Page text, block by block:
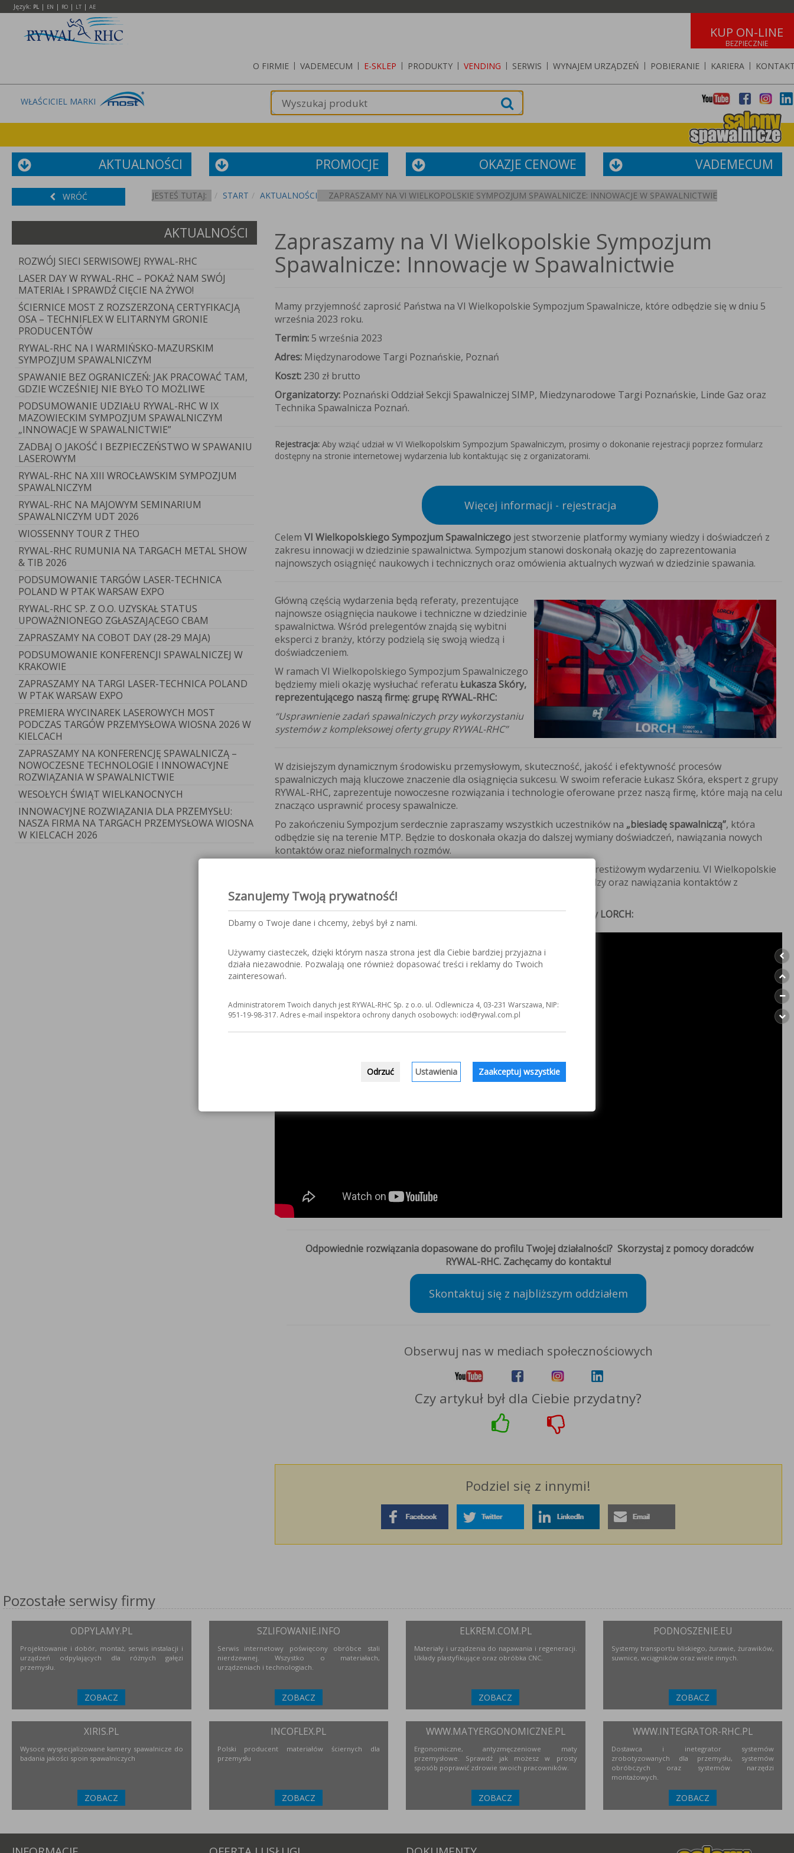
Język: PL | EN | RO | LT | AE
KUP ON-LINE
O FIRMIE | VADEMECUM | E-SKLEP | PRODUKTY | VENDING | SERWIS | WYNAJEM URZĄDZEŃ | POBIERANIE | KARIERA |
WŁAŚCICIEL MARKI
AKTUALNOŚCI PROMOCJE OKAZJE CENOWE VADEMECUM
WRÓĆ JESTEŚ TUTAJ: START AKTUALNOŚCI ZAPRASZAMY NA VI WIELKOPOLSKIE SYMPOZJUM SPAWALNICZE: INNOWACJE W SPAWALNICTWIE
AKTUALNOŚCI
ROZWÓJ SIECI SERWISOWEJ RYWAL-RHC
LASER DAY W RYWAL-RHC – POKAŻ NAM SWÓJ
MATERIAŁ I SPRAWDŹ CIĘCIE NA ŻYWO!
ŚCIERNICE MOST Z ROZSZERZONĄ CERTYFIKACJĄ
OSA – TECHNIFLEX W ELITARNYM GRONIE
PRODUCENTÓW
RYWAL-RHC NA I WARMIŃSKO-MAZURSKIM
SYMPOZJUM SPAWALNICZYM
SPAWANIE BEZ OGRANICZEŃ: JAK PRACOWAĆ TAM,
GDZIE WCZEŚNIEJ NIE BYŁO TO MOŻLIWE
PODSUMOWANIE UDZIAŁU RYWAL-RHC W IX
MAZOWIECKIM SYMPOZJUM SPAWALNICZYM
„INNOWACJE W SPAWALNICTWIE”
ZADBAJ O JAKOŚĆ I BEZPIECZEŃSTWO W SPAWANIU
LASEROWYM
RYWAL-RHC NA XIII WROCŁAWSKIM SYMPOZJUM
SPAWALNICZYM
RYWAL-RHC NA MAJOWYM SEMINARIUM
SPAWALNICZYM UDT 2026
WIOSSENNY TOUR Z THEO
RYWAL-RHC RUMUNIA NA TARGACH METAL SHOW
& TIB 2026
PODSUMOWANIE TARGÓW LASER-TECHNICA
POLAND W PTAK WARSAW EXPO
RYWAL-RHC SP. Z O.O. UZYSKAŁ STATUS
UPOWAŻNIONEGO ZGŁASZAJĄCEGO CBAM
ZAPRASZAMY NA COBOT DAY (28-29 MAJA)
PODSUMOWANIE KONFERENCJI SPAWALNICZEJ W
KRAKOWIE
ZAPRASZAMY NA TARGI LASER-TECHNICA POLAND
W PTAK WARSAW EXPO
PREMIERA WYCINAREK LASEROWYCH MOST
PODCZAS TARGÓW PRZEMYSŁOWA WIOSNA 2026 W
KIELCACH
ZAPRASZAMY NA KONFERENCJĘ SPAWALNICZĄ –
NOWOCZESNE TECHNOLOGIE I INNOWACYJNE
ROZWIĄZANIA W SPAWALNICTWIE
WESOŁYCH ŚWIĄT WIELKANOCNYCH
INNOWACYJNE ROZWIĄZANIA DLA PRZEMYSŁU:
NASZA FIRMA NA TARGACH PRZEMYSŁOWA WIOSNA
W KIELCACH 2026
Zapraszamy na VI Wielkopolskie Sympozjum
Spawalnicze: Innowacje w Spawalnictwie
Mamy przyjemność zaprosić Państwa na VI Wielkopolskie Sympozjum Spawalnicze, które odbędzie się w dniu 5
września 2023 roku.
Termin:5 września 2023
Adres:Międzynarodowe Targi Poznańskie, Poznań
Koszt:230 zł brutto
Organizatorzy:Poznański Oddział Sekcji Spawalniczej SIMP, Miedzynarodowe Targi Poznańskie, Linde Gaz oraz
Technika Spawalnicza Poznań.
Rejestracja:Aby wziąć udział w VI Wielkopolskim Sympozjum Spawalniczym, prosimy o dokonanie rejestracji poprzez formularz
dostępny na stronie internetowej wydarzenia lub kontaktując się z organizatorami.
Więcej informacji - rejestracja
Celem VI Wielkopolskiego Sympozjum Spawalniczegojest stworzenie platformy wymiany wiedzy i doświadczeń z
zakresu innowacji w dziedzinie spawalnictwa. Sympozjum stanowi doskonałą okazję do zaprezentowania
najnowszych osiągnięć naukowych i technicznych oraz omówienia aktualnych wyzwań w dziedzinie spawania.
Główną częścią wydarzenia będą referaty, prezentujące
najnowsze osiągnięcia naukowe i techniczne w dziedzinie
spawalnictwa. Wśród prelegentów znajdą się wybitni
eksperci z branży, którzy podzielą się swoją wiedzą i
doświadczeniem.
W ramach VI Wielkopolskiego Sympozjum Spawalniczego
będziemy mieli okazję wysłuchać referatu Łukasza Skóry,
reprezentującego naszą firmę: grupę RYWAL-RHC:
“Usprawnienie zadań spawalniczych przy wykorzystaniu
systemów z kompleksowej oferty grupy RYWAL-RHC”
W dzisiejszym dynamicznym środowisku przemysłowym, skuteczność, jakość i efektywność procesów
spawalniczych mają kluczowe znaczenie dla osiągnięcia sukcesu. W swoim referacie Łukasz Skóra, ekspert z grupy
RYWAL-RHC, zaprezentuje nowoczesne rozwiązania i technologie oferowane przez naszą firmę, które mają na celu
znacząco usprawnić procesy spawalnicze.
Po zakończeniu Sympozjum serdecznie zapraszamy wszystkich uczestników na „biesiadę spawalniczą”, która
odbędzie się na terenie MTP. Będzie to doskonała okazja do dalszej wymiany doświadczeń, nawiązania nowych
kontaktów oraz nieformalnych rozmów.
Serdecznie zapraszamy wszystkich zainteresowanych do udziału w tym prestiżowym wydarzeniu. VI Wielkopolskie
Sympozjum Spawalnicze to doskonała okazja do poszerzenia swojej wiedzy oraz nawiązania kontaktów z
ekspertami z branży spawalniczej.
Prezentacja Cobotów spawalniczych (robotów współpracujących) firmy LORCH:
Odpowiednie rozwiązania dopasowane do profilu Twojej działalności? Skorzystaj z pomocy doradców
RYWAL-RHC. Zachęcamy do kontaktu!
Skontaktuj się z najbliższym oddziałem
Obserwuj nas w mediach społecznościowych
Czy artykuł był dla Ciebie przydatny?
Podziel się z innymi!
Pozostałe serwisy firmy
ODPYLAMY.PL
Projektowanie i dobór, montaż, serwis instalacji i
urządzeń odpylających dla różnych gałęzi
przemysłu.
ZOBACZ
SZLIFOWANIE.INFO
Serwis internetowy poświęcony obróbce stali
nierdzewnej. Wszystko o materiałach,
urządzeniach i technologiach.
ZOBACZ
ELKREM.COM.PL
Materiały i urządzenia do napawania i regeneracji.
Układy plastyfikujące oraz obróbka CNC.
ZOBACZ
PODNOSZENIE.EU
Systemy transportu bliskiego, żurawie, żurawików,
suwnice, wciągników oraz wiele innych.
ZOBACZ
XIRIS.PL
Wysoce wyspecjalizowane kamery spawalnicze do
badania jakości spoin spawalniczych
ZOBACZ
INCOFLEX.PL
Polski producent materiałów ściernych dla
przemysłu
ZOBACZ
WWW.MATYERGONOMICZNE.PL
Ergonomiczne, antyzmęczeniowe maty
przemysłowe. Sprawdź jak możesz w prosty
sposób poprawić zdrowie swoich pracowników.
ZOBACZ
WWW.INTEGRATOR-RHC.PL
Dostawca i inetegrator systemów
zrobotyzowanych dla przemysłu, systemów
obróbczych oraz systemów narzędzi
montażowych.
ZOBACZ
Szanujemy Twoją prywatność!
Dbamy o Twoje dane i chcemy, żebyś był z nami.
Używamy ciasteczek, dzięki którym nasza strona jest dla Ciebie bardziej przyjazna i
działa niezawodnie. Pozwalają one również dopasować treści i reklamy do Twoich
zainteresowań.
Administratorem Twoich danych jest RYWAL-RHC Sp. z o.o. ul. Odlewnicza 4, 03-231 Warszawa, NIP:
951-19-98-317. Adres e-mail inspektora ochrony danych osobowych: iod@rywal.com.pl
Odrzuć Ustawienia Zaakceptuj wszystkie